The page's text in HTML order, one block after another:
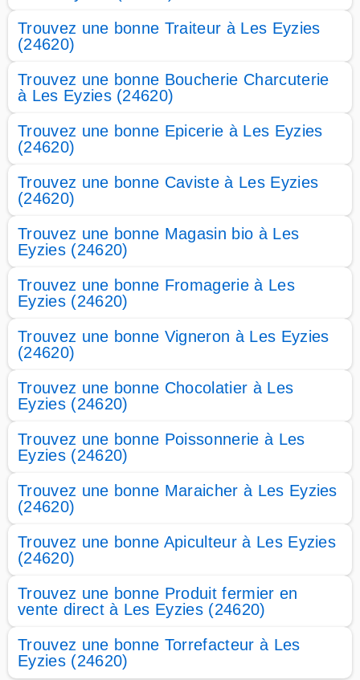
Trouvez une bonne Traiteur à Les Eyzies
(24620)
Trouvez une bonne Boucherie Charcuterie
à Les Eyzies (24620)
Trouvez une bonne Epicerie à Les Eyzies
(24620)
Trouvez une bonne Caviste à Les Eyzies
(24620)
Trouvez une bonne Magasin bio à Les
Eyzies (24620)
Trouvez une bonne Fromagerie à Les
Eyzies (24620)
Trouvez une bonne Vigneron à Les Eyzies
(24620)
Trouvez une bonne Chocolatier à Les
Eyzies (24620)
Trouvez une bonne Poissonnerie à Les
Eyzies (24620)
Trouvez une bonne Maraicher à Les Eyzies
(24620)
Trouvez une bonne Apiculteur à Les Eyzies
(24620)
Trouvez une bonne Produit fermier en
vente direct à Les Eyzies (24620)
Trouvez une bonne Torrefacteur à Les
Eyzies (24620)